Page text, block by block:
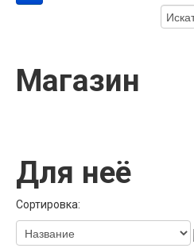
Магазин
Для неё
Сортировка: